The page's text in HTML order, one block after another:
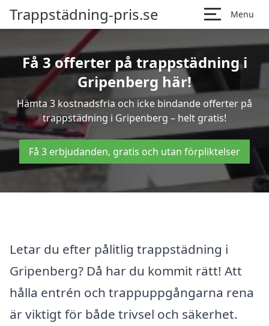
Trappstädning-pris.se Menu
Få 3 offerter på trappstädning i
Gripenberg här!
Hämta 3 kostnadsfria och icke bindande offerter på
trappstädning i Gripenberg – helt gratis!
Få 3 erbjudanden, gratis och utan förpliktelser
Letar du efter pålitlig trappstädning i
Gripenberg? Då har du kommit rätt! Att
hålla entrén och trappuppgångarna rena
är viktigt för både trivsel och säkerhet.